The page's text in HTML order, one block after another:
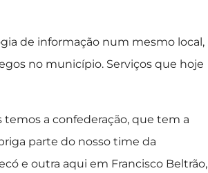
de informação num mesmo local,
no município. Serviços que hoje
temos a confederação, que tem a
parte do nosso time da
e outra aqui em Francisco Beltrão,